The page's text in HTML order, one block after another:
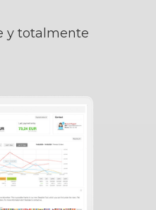
y totalmente